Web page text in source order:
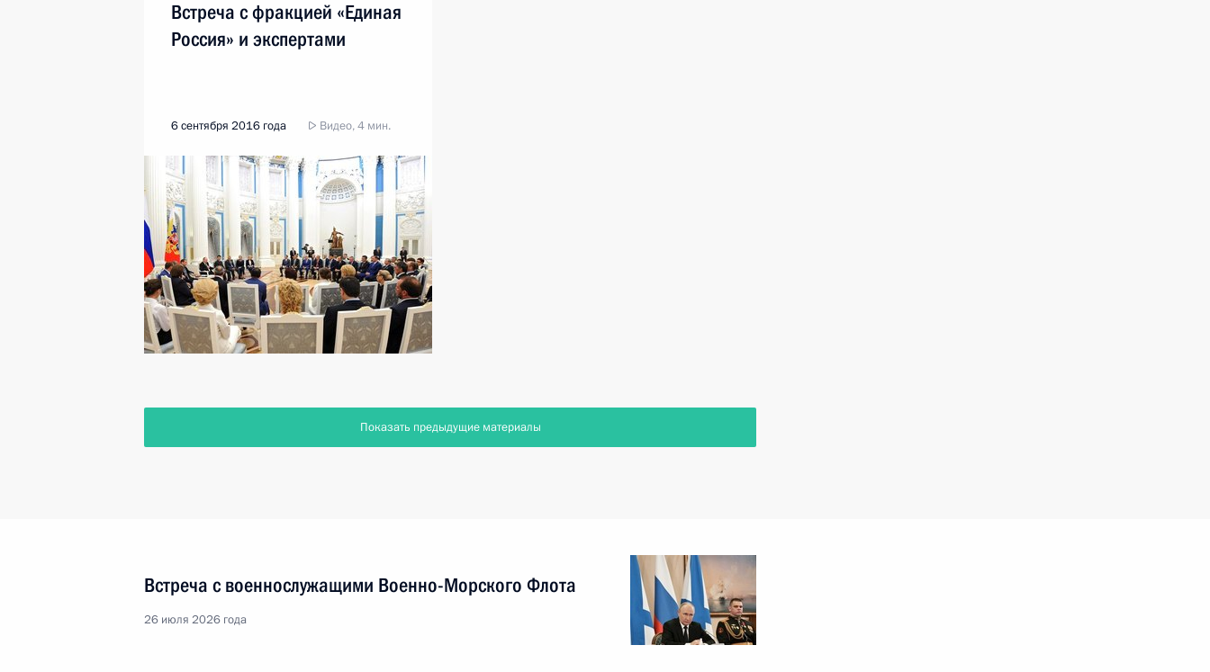
Встреча с фракцией «Единая
Россия» и экспертами
6 сентября 2016 года Видео, 4 мин.
Показать предыдущие материалы
Встреча с военнослужащими Военно-Морского Флота
26 июля 2026 года